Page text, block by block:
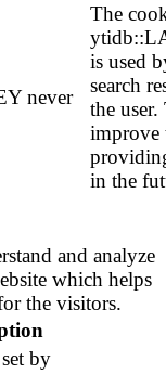
never
The
is used
search
the
improve
in the
and analyze
which helps
the visitors.
by